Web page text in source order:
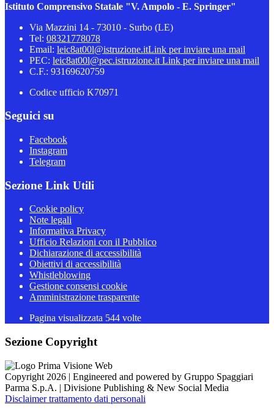
Istituto Comprensivo Statale "V. Ampolo - E. Springer"
Via Mazzini 14 - 73010 - Surbo (LE)
Tel: 08321778078
Email: leic8at00l@istruzione.itLink per inviare una mail
PEC: leic8at00l@pec.istruzione.it Link per inviare una mail
C.F.: 93169620759
Codice ufficio K70971
Seguici su
Facebook
Instagram
Telegram
Sezione Link Utili
Cookie policy
Note legali
Informativa Privacy
Ufficio Relazioni con il Pubblico
Dichiarazione di accessibilità
Obiettivi di accessibilità
Whistleblowing
Gestione consensi cookie
Amministrazione trasparente
Pagina visualizzata 544 volte
Sezione Copyright
Copyright 2026 | Engineered and powered by Gruppo Spaggiari
Parma S.p.A. | Divisione Publishing & New Social Media
Disclaimer trattamento dati personali